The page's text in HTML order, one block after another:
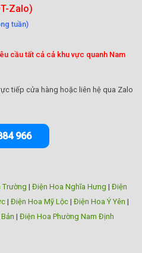
Zalo)
tuần)
cầu tất cả cả khu vực quanh Nam
tiếp cửa hàng hoặc liên hệ qua Zalo
966
Trường | Điện Hoa Nghĩa Hưng | Điện
| Điện Hoa Mỹ Lộc | Điện Hoa Ý Yên |
| Điện Hoa Phường Nam Định